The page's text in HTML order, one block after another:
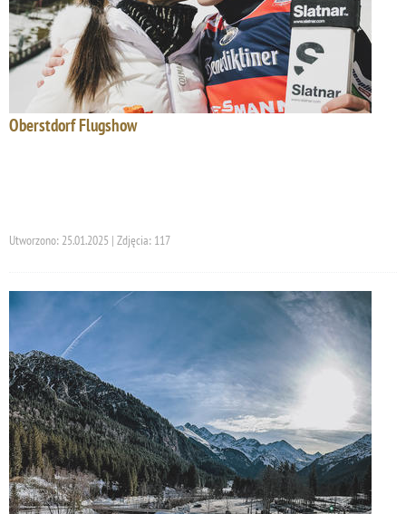
Oberstdorf Flugshow
Utworzono: 25.01.2025 | Zdjęcia: 117